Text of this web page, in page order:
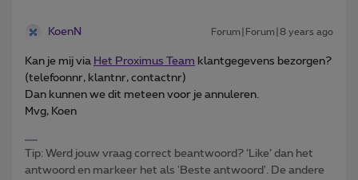
KoenN Forum|Forum|8 years ago
Kan je mij via Het Proximus Team klantgegevens bezorgen?
(telefoonnr, klantnr, contactnr)
Dan kunnen we dit meteen voor je annuleren.
Mvg, Koen
Tip: Werd jouw vraag correct beantwoord? ‘Like’ dan het
antwoord en markeer het als 'Beste antwoord'. De andere